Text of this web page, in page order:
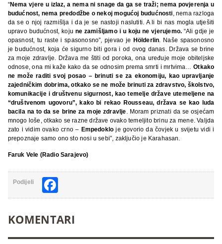
“Nema vjere u izlaz, a nema ni snage da ga se traži; nema povjerenja u
budućnost, nema predodžbe o nekoj mogućoj budućnosti , nema razloga
da se o njoj razmišlja i da je se nastoji naslutiti. A li bi nas mogla utješiti
upravo budućnost, koju ne zamišljamo i u koju ne vjerujemo. “Ali gdje je
opasnost, tu raste i spasonosno”, pjevao je Hölderlin . Naše spasonosno
je budućnost, koja će sigurno biti gora i od ovog danas. Država se brine
za moje zdravlje. Država me štiti od poroka, ona uređuje moje obiteljske
odnose, ona mi kaže kako da se odnosim prema smrti i mrtvima…Otkako
ne može raditi svoj posao – brinuti se za ekonomiju, kao upravljanje
zajedničkim dobrima, otkako se ne može brinuti za zdravstvo, školstvo,
komunikacije i društvenu sigurnost, kao temelje države utemeljene na
“društvenom ugovoru”, kako bi rekao Rousseau, država se kao luda
bacila na to da se brine za moje zdravlje . Moram priznati da se osjećam
mnogo loše, otkako se razne države ovako temeljito brinu za mene. Valjda
zato i vidim ovako crno – Empedoklo je govorio da čovjek u svijetu vidi i
prepoznaje samo ono sto nosi u sebi”, zaključio je Karahasan.
Faruk Vele (Radio Sarajevo)
Podijeli
KOMENTARI